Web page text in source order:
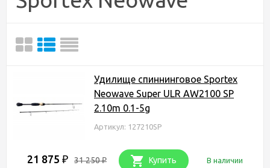
Удилище спиннинговое Sportex
Neowave Super ULR AW2100 SP
2.10m 0.1-5g
Артикул: 127210SP
21 875 ₽ 31 250₽ Купить В наличии